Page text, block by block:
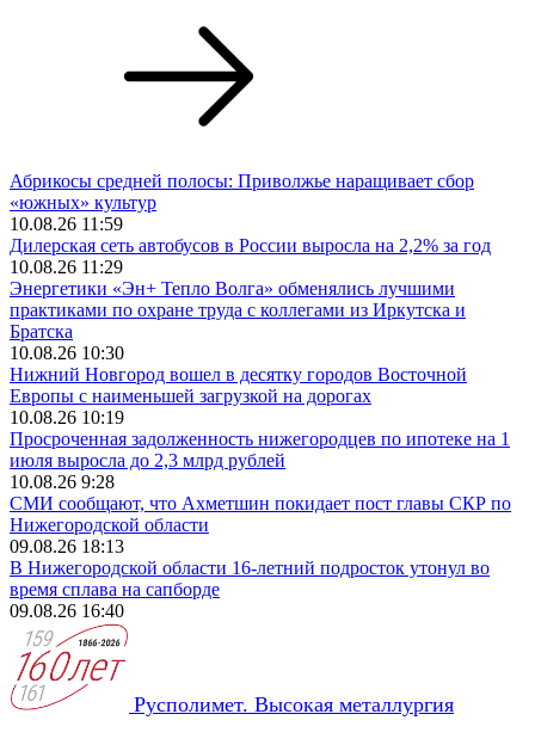
Абрикосы средней полосы: Приволжье наращивает сбор
«южных» культур
10.08.26 11:59
Дилерская сеть автобусов в России выросла на 2,2% за год
10.08.26 11:29
Энергетики «Эн+ Тепло Волга» обменялись лучшими
практиками по охране труда с коллегами из Иркутска и
Братска
10.08.26 10:30
Нижний Новгород вошел в десятку городов Восточной
Европы с наименьшей загрузкой на дорогах
10.08.26 10:19
Просроченная задолженность нижегородцев по ипотеке на 1
июля выросла до 2,3 млрд рублей
10.08.26 9:28
СМИ сообщают, что Ахметшин покидает пост главы СКР по
Нижегородской области
09.08.26 18:13
В Нижегородской области 16-летний подросток утонул во
время сплава на сапборде
09.08.26 16:40
Русполимет. Высокая металлургия